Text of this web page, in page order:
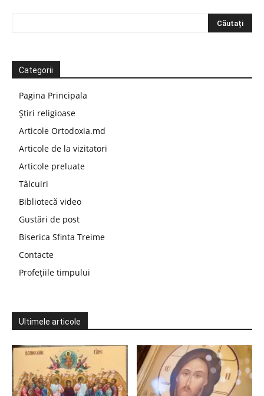
Categorii
Pagina Principala
Știri religioase
Articole Ortodoxia.md
Articole de la vizitatori
Articole preluate
Tâlcuiri
Bibliotecă video
Gustări de post
Biserica Sfinta Treime
Contacte
Profețiile timpului
Ultimele articole